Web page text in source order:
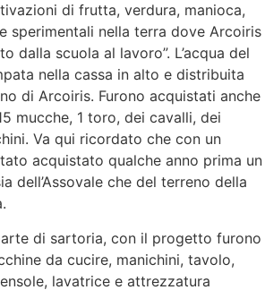
di frutta, verdura, manioca,
sperimentali nella terra dove Arcoiris
dalla scuola al lavoro”. L’acqua del
nella cassa in alto e distribuita
di Arcoiris. Furono acquistati anche
mucche, 1 toro, dei cavalli, dei
Va qui ricordato che con un
acquistato qualche anno prima un
dell’Assovale che del terreno della
di sartoria, con il progetto furono
da cucire, manichini, tavolo,
lavatrice e attrezzatura